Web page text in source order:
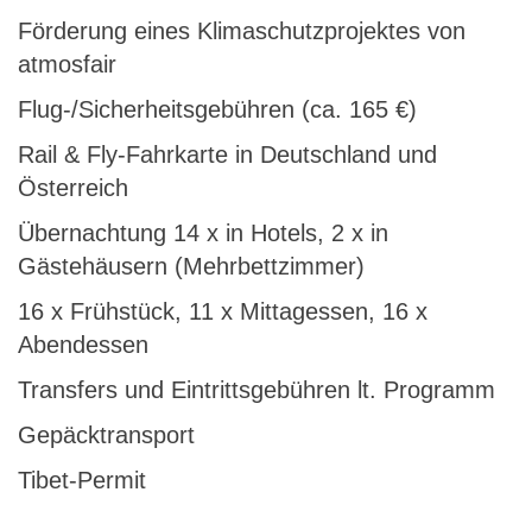
Förderung eines Klimaschutzprojektes von
atmosfair
Flug-/Sicherheitsgebühren (ca. 165 €)
Rail & Fly-Fahrkarte in Deutschland und
Österreich
Übernachtung 14 x in Hotels, 2 x in
Gästehäusern (Mehrbettzimmer)
16 x Frühstück, 11 x Mittagessen, 16 x
Abendessen
Transfers und Eintrittsgebühren lt. Programm
Gepäcktransport
Tibet-Permit